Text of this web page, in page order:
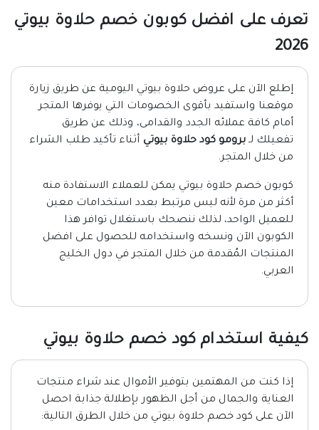
تعرف على افضل كوبون خصم حلاوة بيوتي
2026
إطلع الآن على عروض حلاوة بيوتي اليومية عن طريق زيارة
موقعنا واستفيد بأقوى الخصومات التي يوفرها المتجر
أمام كافة عملائه الجدد والقدامى، وذلك عن طريق
تفعيلك لـ برومو كود حلاوة بيوتي أثناء تأكيد طلب الشراء
من خلال المتجر.
كوبون خصم حلاوة بيوتي يمكن للعملاء الاستفادة منه
أكثر من مرة لأنه ليس مرتبط بعدد استخدامات معين
للعميل الواحد، لذلك ننصحك باستغلال توافر هذا
الكوبون الآن ونسخه واستخدامه للحصول على افضل
المنتجات المُقدمة من خلال المتجر في دول الخليج
العربي.
كيفية استخدام كود خصم حلاوة بيوتي
إذا كنت من المهتمين بتوفير الأموال عند شراء منتجات
العناية والجمال من أجل الظهور بإطلالة جذابة احصل
الآن على كود خصم حلاوة بيوتي من خلال الطرق التالية: